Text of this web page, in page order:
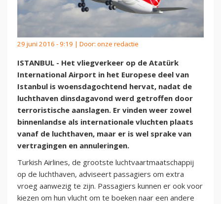
29 juni 2016 - 9:19 | Door: onze redactie
ISTANBUL - Het vliegverkeer op de Atatürk
International Airport in het Europese deel van
Istanbul is woensdagochtend hervat, nadat de
luchthaven dinsdagavond werd getroffen door
terroristische aanslagen. Er vinden weer zowel
binnenlandse als internationale vluchten plaats
vanaf de luchthaven, maar er is wel sprake van
vertragingen en annuleringen.
Turkish Airlines, de grootste luchtvaartmaatschappij
op de luchthaven, adviseert passagiers om extra
vroeg aanwezig te zijn. Passagiers kunnen er ook voor
kiezen om hun vlucht om te boeken naar een andere